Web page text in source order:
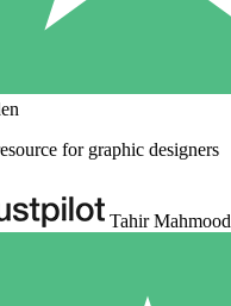
for graphic designers
Tahir Mahmood